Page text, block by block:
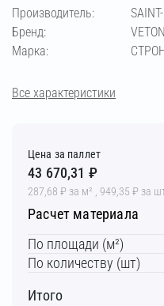
Производитель:
Бренд:
Марка:
Все характеристики
Цена за паллет
43 670,31 ₽
287,68 ₽ за м² , 949,35 ₽ за
Расчет материала
По площади (м²)
По количеству (шт)
Итого